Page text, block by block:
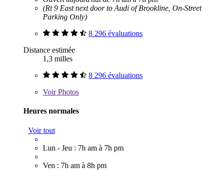
(Rt 9 East next door to Audi of Brookline, On-Street
Parking Only)
8 296 évaluations
Distance estimée
1,3 milles
8 296 évaluations
VoirPhotos
Heures normales
Voir tout
Lun - Jeu : 7h am à 7h pm
Ven : 7h am à 8h pm